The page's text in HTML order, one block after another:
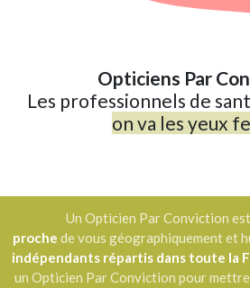
Opticiens Par
Les professionnels de
on va les yeux
Un Opticien Par Conviction
proche de vous géographiquement et
indépendants répartis dans toute la
un Opticien Par Conviction pour